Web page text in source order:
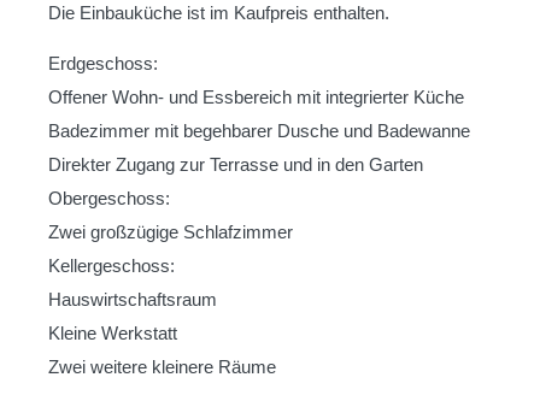
Die Einbauküche ist im Kaufpreis enthalten.
Erdgeschoss:
Offener Wohn- und Essbereich mit integrierter Küche
Badezimmer mit begehbarer Dusche und Badewanne
Direkter Zugang zur Terrasse und in den Garten
Obergeschoss:
Zwei großzügige Schlafzimmer
Kellergeschoss:
Hauswirtschaftsraum
Kleine Werkstatt
Zwei weitere kleinere Räume